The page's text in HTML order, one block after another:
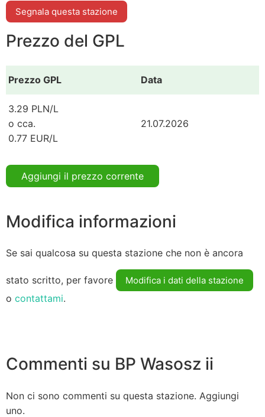
Segnala questa stazione
Prezzo del GPL
Prezzo GPL Data
3.29 PLN/L
o cca.
0.77 EUR/L
21.07.2026
Aggiungi il prezzo corrente
Modifica informazioni
Se sai qualcosa su questa stazione che non è ancora
stato scritto, per favore Modifica i dati della stazione
o contattami.
Commenti su BP Wasosz ii
Non ci sono commenti su questa stazione. Aggiungi
uno.